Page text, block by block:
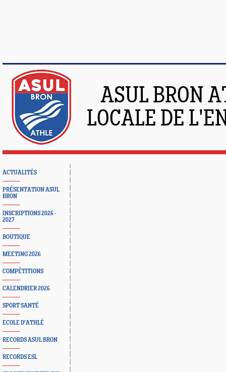
ASUL BRON
LOCALE DE
ACTUALITÉS
PRÉSENTATION ASUL
BRON
INSCRIPTIONS 2026 -
2027
BOUTIQUE
MEETING 2026
COMPÉTITIONS
CALENDRIER 2026
SPORT SANTÉ
ECOLE D'ATHLÉ
RECORDS ASUL BRON
RECORDS ESL